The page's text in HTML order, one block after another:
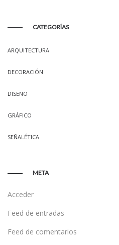
CATEGORÍAS
ARQUITECTURA
DECORACIÓN
DISEÑO
GRÁFICO
SEÑALÉTICA
META
Acceder
Feed de entradas
Feed de comentarios